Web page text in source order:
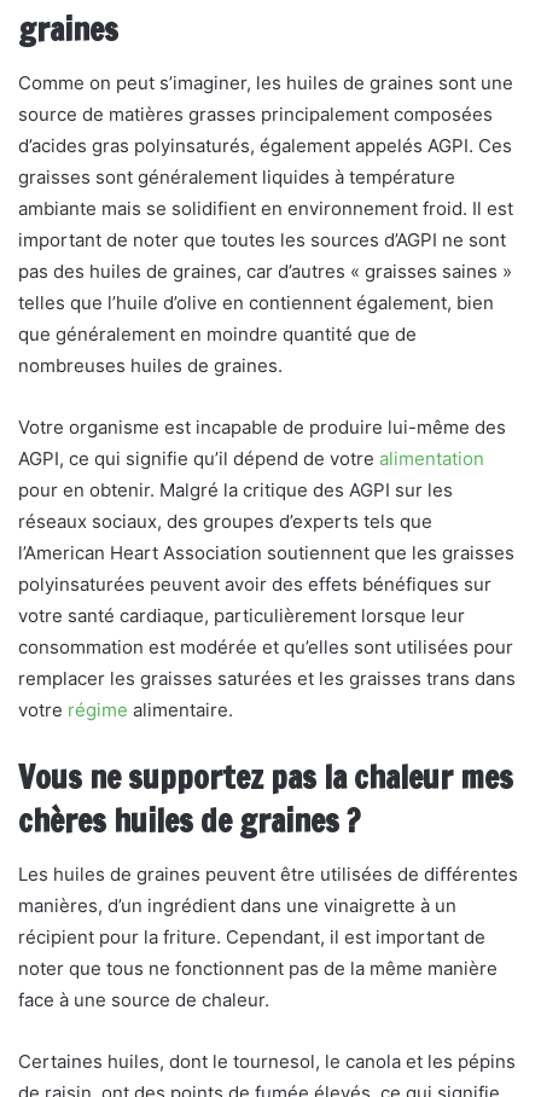
graines
Comme on peut s’imaginer, les huiles de graines sont une
source de matières grasses principalement composées
d’acides gras polyinsaturés, également appelés AGPI. Ces
graisses sont généralement liquides à température
ambiante mais se solidifient en environnement froid. Il est
important de noter que toutes les sources d’AGPI ne sont
pas des huiles de graines, car d’autres « graisses saines »
telles que l’huile d’olive en contiennent également, bien
que généralement en moindre quantité que de
nombreuses huiles de graines.
Votre organisme est incapable de produire lui-même des
AGPI, ce qui signifie qu’il dépend de votre alimentation
pour en obtenir. Malgré la critique des AGPI sur les
réseaux sociaux, des groupes d’experts tels que
l’American Heart Association soutiennent que les graisses
polyinsaturées peuvent avoir des effets bénéfiques sur
votre santé cardiaque, particulièrement lorsque leur
consommation est modérée et qu’elles sont utilisées pour
remplacer les graisses saturées et les graisses trans dans
votre régime alimentaire.
Vous ne supportez pas la chaleur mes
chères huiles de graines?
Les huiles de graines peuvent être utilisées de différentes
manières, d’un ingrédient dans une vinaigrette à un
récipient pour la friture. Cependant, il est important de
noter que tous ne fonctionnent pas de la même manière
face à une source de chaleur.
Certaines huiles, dont le tournesol, le canola et les pépins